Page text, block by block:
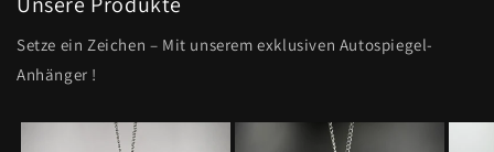
Setze ein Zeichen – Mit unserem exklusiven Autospiegel-
Anhänger !